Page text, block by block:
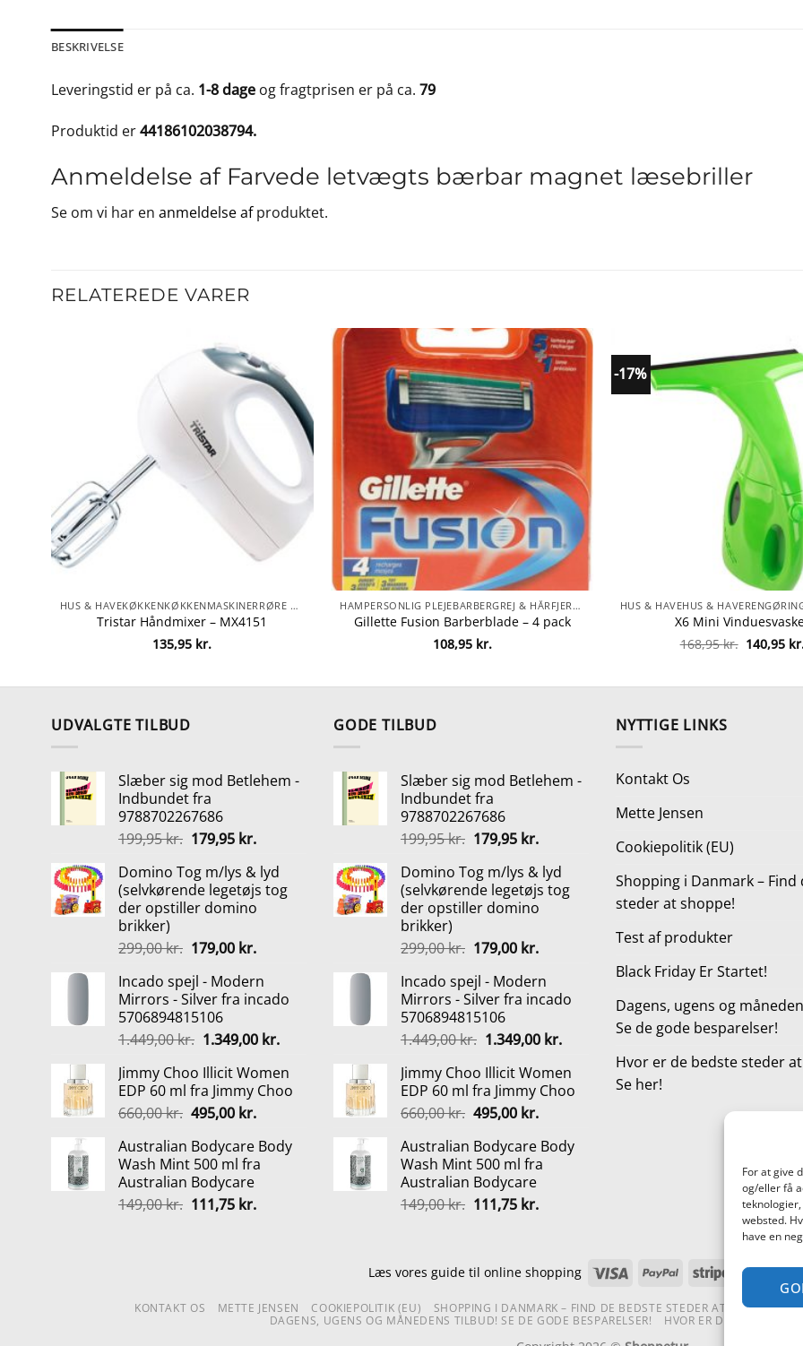
For at give
og/eller få
websted.
have en
BESKRIVELSE
Leveringstid er på ca. 1-8 dage og fragtprisen er på ca. 79
Produktid er44186102038794.
Anmeldelse af Farvede letvægts bærbar magnet læsebriller
Se om vi har en anmeldelse afproduktet.
RELATEREDE VARER
HUS & HAVEKØKKENKØKKENMASKINERRØRE & HAKKEHÅNDMIXER
Tristar Håndmixer – MX4151
135,95 kr.
HAMPERSONLIG PLEJEBARBERGREJ & HÅRFJERNINGBARBERSKRABERE
Gillette Fusion Barberblade – 4 pack
108,95 kr.
-17%
X6 Mini
168,95kr. Den
140,95
UDVALGTE TILBUD
Slæber sig mod Betlehem -
Indbundet fra
9788702267686
199,95kr. Den
pris
var:
199,95 kr..
179,95 kr.Den
pris
er:
179,95 kr..
Domino Tog m/lys & lyd
(selvkørende legetøjs tog
der opstiller domino
brikker)
299,00kr. Den
pris
var:
299,00 kr..
179,00 kr.Den
pris
er:
Incado spejl - Modern
Mirrors - Silver fra incado
5706894815106
1.449,00kr. Den
pris
var:
1.449,00 kr..
1.349,00 kr.Den
pris
er:
1.349,00 kr..
Jimmy Choo Illicit Women
EDP 60 ml fra Jimmy Choo
660,00kr. Den
pris
var:
660,00 kr..
495,00 kr.Den
pris
er:
Australian Bodycare Body
Wash Mint 500 ml fra
Australian Bodycare
149,00kr. Den
111,75 kr.Den
GODE TILBUD
Slæber sig mod Betlehem -
Indbundet fra
9788702267686
199,95kr. Den
pris
var:
199,95 kr..
179,95 kr.Den
pris
er:
179,95 kr..
Domino Tog m/lys & lyd
(selvkørende legetøjs tog
der opstiller domino
brikker)
299,00kr. Den
pris
var:
299,00 kr..
179,00 kr.Den
pris
er:
Incado spejl - Modern
Mirrors - Silver fra incado
5706894815106
1.449,00kr. Den
pris
var:
1.449,00 kr..
1.349,00 kr.Den
pris
er:
Jimmy Choo Illicit Women
EDP 60 ml fra Jimmy Choo
660,00kr. Den
pris
var:
660,00 kr..
495,00 kr.Den
pris
er:
Australian Bodycare Body
Wash Mint 500 ml fra
Australian Bodycare
149,00kr. Den
149,00 kr..
111,75 kr.Den
111,75 kr..
NYTTIGE LINKS
Kontakt Os
Mette Jensen
Cookiepolitik (EU)
Shopping i Danmark – Find
steder at shoppe!
Test af produkter
Black Friday Er Startet!
Dagens, ugens og
Se de gode besparelser!
Hvor er de bedste steder
Se her!
Læs vores guide til online shopping Visa PayPal Stripe
KONTAKT OS METTE JENSEN COOKIEPOLITIK (EU) SHOPPING I DANMARK – FIND DE BEDSTE STEDER AT SHOPPE!
DAGENS, UGENS OG MÅNEDENS TILBUD! SE DE GODE BESPARELSER!
HVOR ER DE BEDSTE